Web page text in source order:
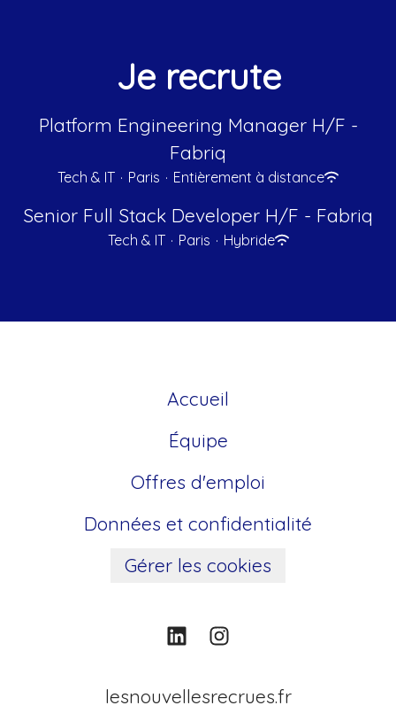
Je recrute
Platform Engineering Manager H/F -
Fabriq
Tech & IT · Paris · Entièrement à distance
Senior Full Stack Developer H/F - Fabriq
Tech & IT · Paris · Hybride
Accueil
Équipe
Offres d'emploi
Données et confidentialité
Gérer les cookies
lesnouvellesrecrues.fr